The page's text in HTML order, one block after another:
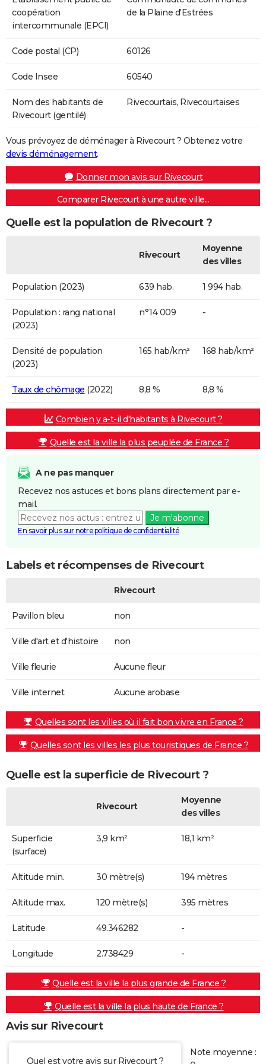
coopération
intercommunale (EPCI)
de la Plaine d'Estrées
Code postal (CP) 60126
Code Insee 60540
Nom des habitants de
Rivecourt (gentilé)
Rivecourtais, Rivecourtaises
Vous prévoyez de déménager à Rivecourt ? Obtenez votre
devis déménagement.
Donner mon avis sur Rivecourt
Comparer Rivecourt à une autre ville...
Quelle est la population de Rivecourt ?
Rivecourt
Moyenne
des villes
Population (2023) 639 hab. 1 994 hab.
Population : rang national
(2023)
n°14 009 -
Densité de population
(2023)
165 hab/km² 168 hab/km²
Taux de chômage (2022) 8,8 % 8,8 %
Combien y a-t-il d'habitants à Rivecourt ?
Quelle est la ville la plus peuplée de France ?
A ne pas manquer
Recevez nos astuces et bons plans directement par e-
mail.
Je m'abonne
En savoir plus sur notre politique de confidentialité
Labels et récompenses de Rivecourt
Rivecourt
Pavillon bleu non
Ville d'art et d'histoire non
Ville fleurie Aucune fleur
Ville internet Aucune arobase
Quelles sont les villes où il fait bon vivre en France ?
Quelles sont les villes les plus touristiques de France ?
Quelle est la superficie de Rivecourt ?
Rivecourt
Moyenne
des villes
Superficie
(surface)
3,9 km² 18,1 km²
Altitude min. 30 mètre(s) 194 mètres
Altitude max. 120 mètre(s) 395 mètres
Latitude 49.346282 -
Longitude 2.738429 -
Quelle est la ville la plus grande de France ?
Quelle est la ville la plus haute de France ?
Avis sur Rivecourt
Quel est votre avis sur Rivecourt ?
Note moyenne :